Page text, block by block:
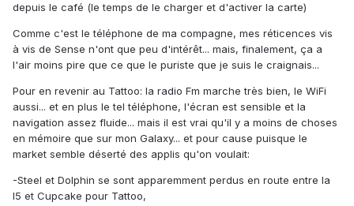
depuis le café (le temps de le charger et d'activer la carte)
Comme c'est le téléphone de ma compagne, mes réticences vis
à vis de Sense n'ont que peu d'intérêt... mais, finalement, ça a
l'air moins pire que ce que le puriste que je suis le craignais...
Pour en revenir au Tattoo: la radio Fm marche très bien, le WiFi
aussi... et en plus le tel téléphone, l'écran est sensible et la
navigation assez fluide... mais il est vrai qu'il y a moins de choses
en mémoire que sur mon Galaxy... et pour cause puisque le
market semble déserté des applis qu'on voulait:
-Steel et Dolphin se sont apparemment perdus en route entre la
I5 et Cupcake pour Tattoo,